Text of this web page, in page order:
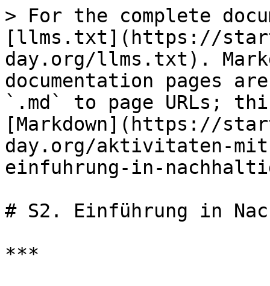
> For the complete
[llms.txt](https://
day.org/llms.txt).
documentation pages
`.md` to page URLs;
[Markdown](https://
day.org/aktivitaten-
einfuhrung-in-
# S2. Einführung in
***